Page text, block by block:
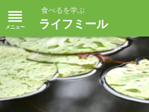
reorder 食べるを学ぶ
ライフミール